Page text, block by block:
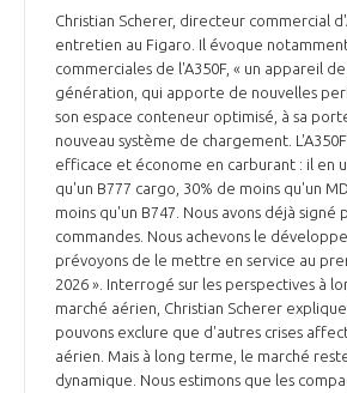
Christian Scherer, directeur commercial
entretien au Figaro. Il évoque
commerciales de l'A350F, « un appareil
génération, qui apporte de nouvelles
son espace conteneur optimisé, à sa
nouveau système de chargement.
efficace et économe en carburant : il en
qu'un B777 cargo, 30% de moins qu'un
moins qu'un B747. Nous avons déjà signé
commandes. Nous achevons le
prévoyons de le mettre en service au
2026 ». Interrogé sur les perspectives à
marché aérien, Christian Scherer explique
pouvons exclure que d'autres crises
aérien. Mais à long terme, le marché
dynamique. Nous estimons que les